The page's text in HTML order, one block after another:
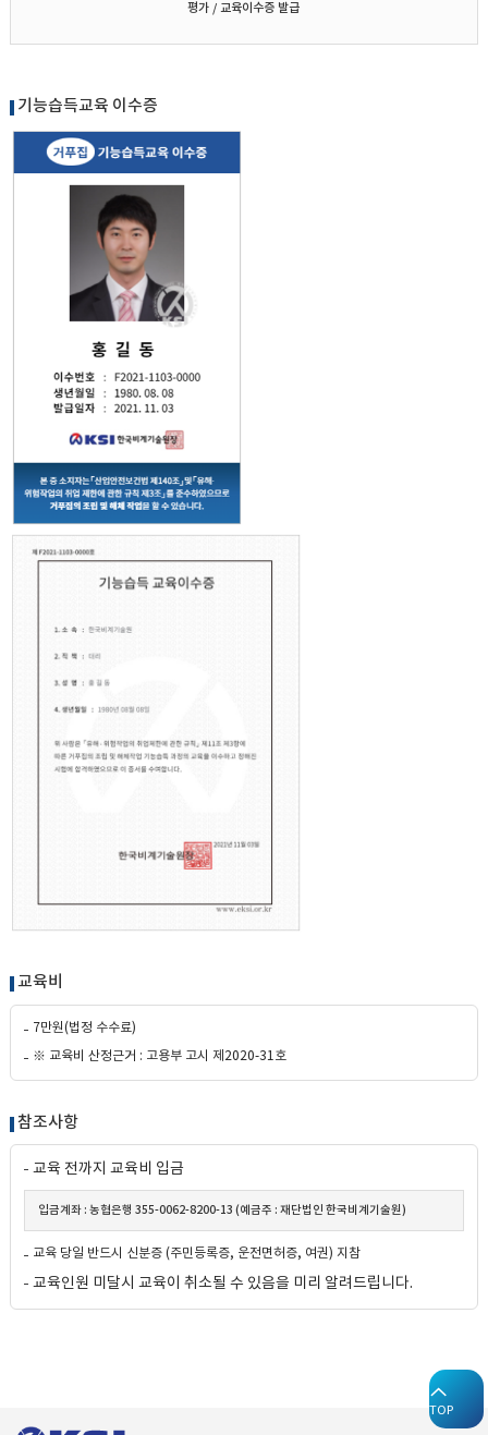
평가 / 교육이수증 발급
기능습득교육 이수증
교육비
7만원(법정 수수료)
※ 교육비 산정근거 : 고용부 고시 제2020-31호
참조사항
교육 전까지 교육비 입금
입금계좌 : 농협은행 355-0062-8200-13 (예금주 : 재단법인 한국비계기술원)
교육 당일 반드시 신분증 (주민등록증, 운전면허증, 여권) 지참
교육인원 미달시 교육이 취소될 수 있음을 미리 알려드립니다.
TOP